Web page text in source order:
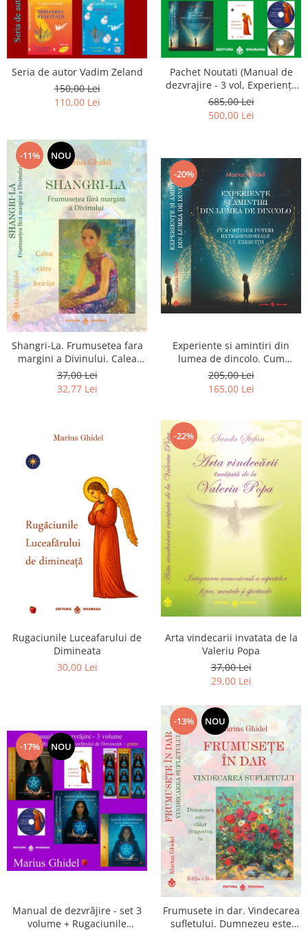
Seria de autor Vadim Zeland
150,00 Lei
110,00 Lei
Pachet Noutati (Manual de
dezvrajire - 3 vol, Experiențe
și amintiri, Rugăciunile
Luceafarului de dimineata) -
Marius Ghidel
685,00 Lei
500,00 Lei
-11% NOU
Shangri-La. Frumusetea fara
margini a Divinului. Calea
catre fericire
37,00 Lei
32,77 Lei
-20%
Experiente si amintiri din
lumea de dincolo. Cum
obtinem puteri
extrasenzoriale - cu exercitii
205,00 Lei
165,00 Lei
Rugaciunile Luceafarului de
Dimineata
30,00 Lei
-22%
Arta vindecarii invatata de la
Valeriu Popa
37,00 Lei
29,00 Lei
-17% NOU
Manual de dezvrăjire - set 3
volume + Rugaciunile
-13% NOU
Frumusete in dar. Vindecarea
sufletului. Dumnezeu este